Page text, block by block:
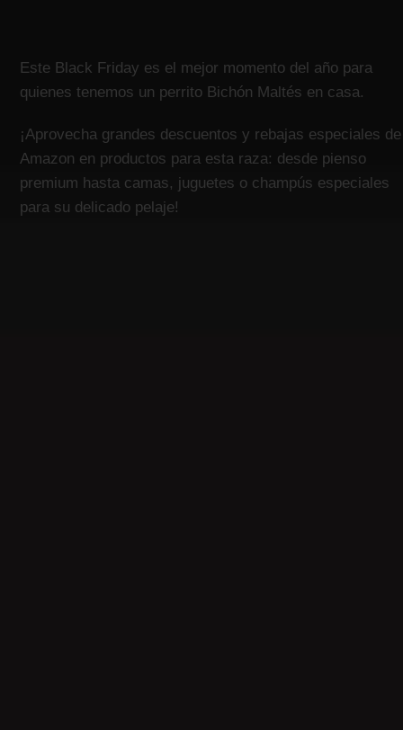
Este Black Friday es el mejor momento del año para
quienes tenemos un perrito Bichón Maltés en casa.
¡Aprovecha grandes descuentos y rebajas especiales de
Amazon en productos para esta raza: desde pienso
premium hasta camas, juguetes o champús especiales
para su delicado pelaje!